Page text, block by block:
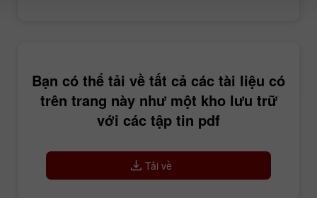
Bạn có thể tải về tất cả các tài liệu có
trên trang này như một kho lưu trữ
với các tập tin pdf
Tải về